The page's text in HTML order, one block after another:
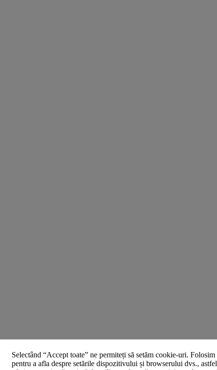
Selectând “Accept toate” ne permiteți să setăm cookie-uri.
pentru a afla despre setările dispozitivului și browserului dvs.,